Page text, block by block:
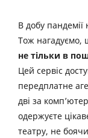
В добу
Тож нагадуємо,
не тільки в
Цей сервіс
передплатне
дві за
одержуєте
театру, не